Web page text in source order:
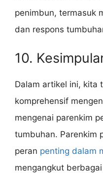
penimbun, termasuk
dan respons
10.
Dalam artikel ini, kita
komprehensif
mengenai parenkim
tumbuhan. Parenkim
peran penting dalam
mengangkut